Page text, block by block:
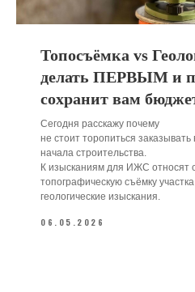
Топосъёмка vs
делать ПЕРВЫМ и
сохранит вам
Сегодня расскажу почему
не стоит торопиться заказывать
начала строительства.
К изысканиям для ИЖС относят
топографическую съёмку
геологические изыскания.
06.05.2026